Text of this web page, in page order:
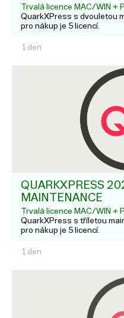
Trvalá licence MAC/WIN +
QuarkXPress s dvouletou
pro nákup je 5 licencí.
1 den
QUARKXPRESS
MAINTENANCE
Trvalá licence MAC/WIN +
QuarkXPress s tříletou
pro nákup je 5 licencí.
1 den